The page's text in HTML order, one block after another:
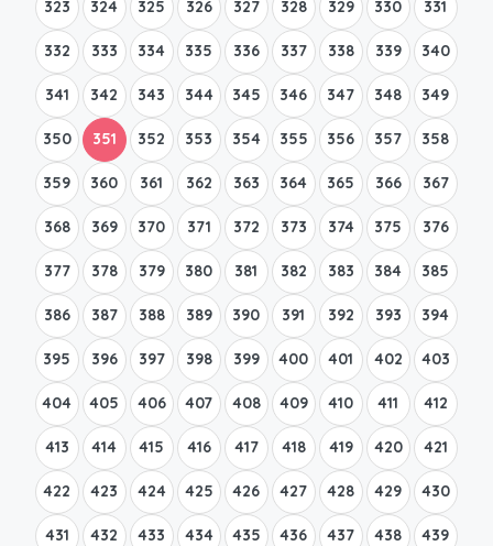
323 324 325 326 327 328 329 330 331
332 333 334 335 336 337 338 339 340
341 342 343 344 345 346 347 348 349
350 351 352 353 354 355 356 357 358
359 360 361 362 363 364 365 366 367
368 369 370 371 372 373 374 375 376
377 378 379 380 381 382 383 384 385
386 387 388 389 390 391 392 393 394
395 396 397 398 399 400 401 402 403
404 405 406 407 408 409 410 411 412
413 414 415 416 417 418 419 420 421
422 423 424 425 426 427 428 429 430
431 432 433 434 435 436 437 438 439